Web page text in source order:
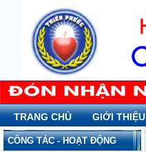
TRANG CHỦ GIỚI THIỆU
CÔNG TÁC - HOẠT ĐỘNG